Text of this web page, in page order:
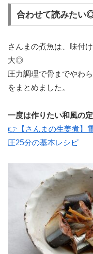
合わせて読みたい
さんまの煮魚は、味付
大◎
圧力調理で骨までやわ
をまとめました。
一度は作りたい和風の
👉【さんまの生姜煮】
圧25分の基本レシピ